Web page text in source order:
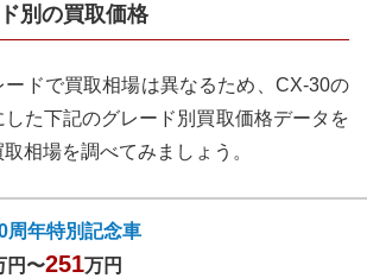
別の買取価格
ドで買取相場は異なるため、 CX-30の
た下記のグレード別買取価格データを
相場を調べてみましょう。
周年特別記念車
円〜251万円